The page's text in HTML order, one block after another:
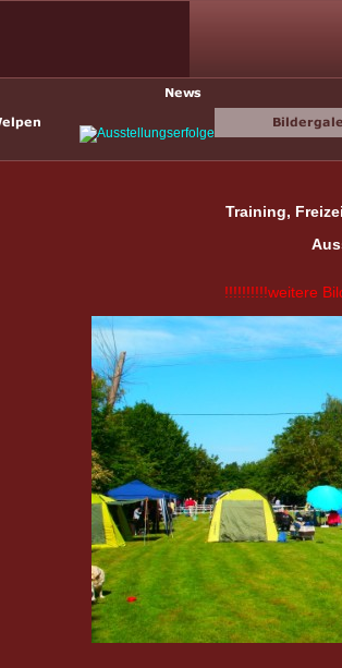
Training,
!!!!!!!!!!weitere